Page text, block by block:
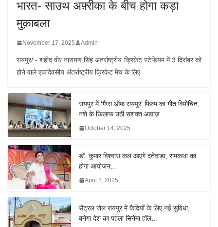
भारत- साउथ अफ़्रीका के बीच होगा कड़ा
मुक़ाबला
November 17, 2025 Admin
रायपुर/:- शहीद वीर नारायण सिंह अंतर्राष्ट्रीय क्रिकेट स्टेडियम में 3 दिसंबर को
होने वाले एकदिवसीय अंतर्राष्ट्रीय क्रिकेट मैच के लिए
रायपुर में ‘गैंग्स ऑफ रायपुर’ फिल्म का गीत विमोचित,
नशे के खिलाफ उठी सशक्त आवाज़
October 14, 2025
डॉ. कुमार विश्वास कल आएंगे दंतेवाड़ा, रामकथा का
होगा आयोजन…
April 2, 2025
सेंट्रल जेल रायपुर में कैदियों के लिए नई सुविधा,
बनेगा देश का पहला सिनेमा हॉल…